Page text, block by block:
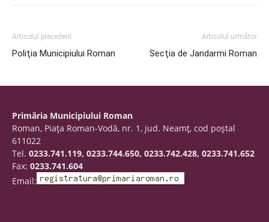
Articolul precedent
Poliţia Municipiului Roman
Articolul următor
Secţia de Jandarmi Roman
Primăria Municipiului Roman
Roman, Piaţa Roman-Vodă, nr. 1, jud. Neamţ, cod poştal
611022
Tel. 0233.741.119, 0233.744.650, 0233.742.428, 0233.741.652
Fax: 0233.741.604
Email: